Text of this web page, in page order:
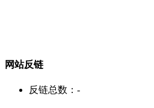
网站反链
反链总数： -